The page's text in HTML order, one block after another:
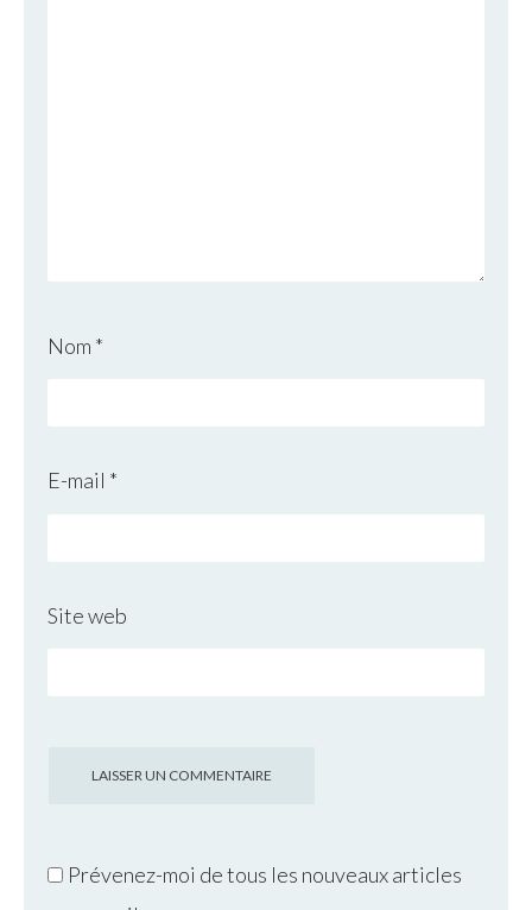
Nom *
E-mail *
Site web
Prévenez-moi de tous les nouveaux articles